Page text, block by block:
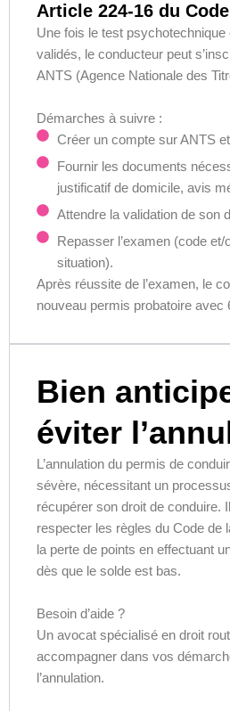
Article 224-16 du
Une fois le test
validés, le conducteur peut
ANTS (Agence Nationale des
Démarches à suivre :
Créer un compte sur ANTS
Fournir les documents
justificatif de domicile, avis
Attendre la validation de son
Repasser l’examen (code
situation).
Après réussite de l’examen, le
nouveau permis probatoire avec
Bien
éviter
L’annulation du permis de
sévère, nécessitant un
récupérer son droit de conduire.
respecter les règles du Code de
la perte de points en effectuant
dès que le solde est bas.
Besoin d’aide ?
Un avocat spécialisé en droit
accompagner dans vos
l’annulation.